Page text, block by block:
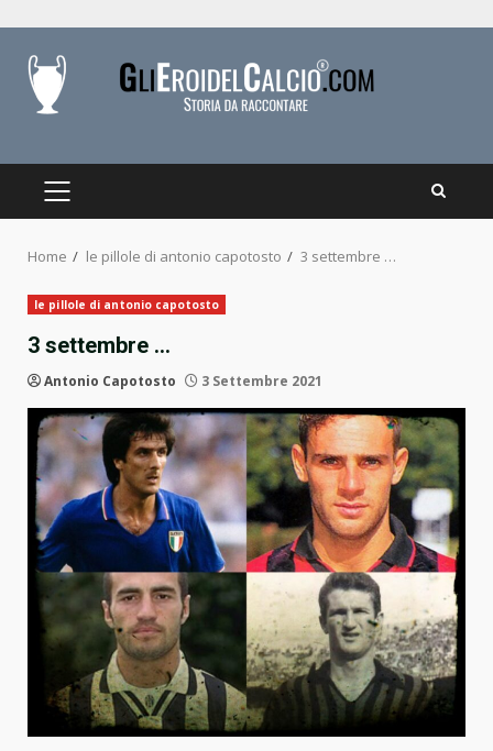
content
PRIMARY
Home le pillole di antonio capotosto 3 settembre …
le pillole di antonio capotosto
3 settembre …
Antonio Capotosto 3 Settembre 2021